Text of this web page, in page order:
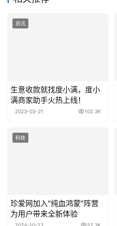
资讯
生意收款就找度小满，度小
满商家助手火热上线！
2023-03-21 102.3K
科技
珍爱网加入“纯血鸿蒙”阵营
为用户带来全新体验